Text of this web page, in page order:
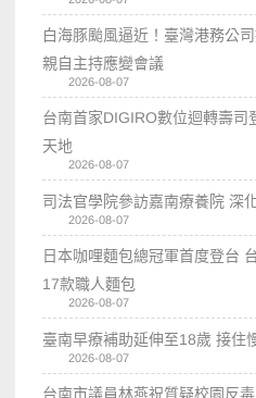
白海豚颱風逼近！臺灣港務公
親自主持應變會議
2026-08-07
台南首家DIGIRO數位迴轉壽司
天地
2026-08-07
司法官學院參訪嘉南療養院 深
2026-08-07
日本咖哩麵包總冠軍首度登台
17款職人麵包
2026-08-07
臺南早療補助延伸至18歲 接住
2026-08-07
台南市議員林燕祝質疑校園反